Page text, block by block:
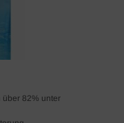
über 82% unter